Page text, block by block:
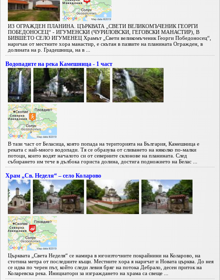
ИЗ ОГРАЖДЕН ПЛАНИНА. ЦЪРКВАТА „СВЕТИ ВЕЛИКОМЪЧЕНИК ГЕОРГИ
ПОБЕДОНОСЕЦ“ - ИГУМЕНСКИ (ЧУРИЛОВСКИ, ГЕГОВСКИ МАНАСТИР), В
БИВШЕТО СЕЛО ИГУМЕНЕЦ Храмът „Свети великомъченик Георги Победоносец“,
наричан от местните хора манастир, е скътан в пазвите на планината Огражден, в
долината на р. Градешница, на в ...
Водопадите на река Камешница - 1 част
В тази част от Беласица, която попада на територията на България, Камешница е
реката с най-много водопади. Тя се образува от сливането на няколко по-малки
потоци, които водят началото си от северните склонове на планината. След
събирането им тече в дълбока гориста долина, достига подножието на Белас ...
Храм „Св. Неделя“ – село Коларово
Църквата „Света Неделя“ се намира в югоизточните покрайнини на Коларово, на
стотина метра от последните къщи. Местните хора я наричат и Новата църква. До нея
се идва по черен път, който следи левия бряг на потока Дебрало, десен приток на
Коларевска река. Инициатори за изграждането на храма са свеще ...